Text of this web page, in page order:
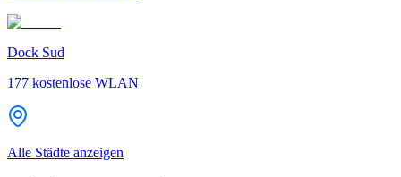
Dock Sud
177 kostenlose WLAN
Alle Städte anzeigen